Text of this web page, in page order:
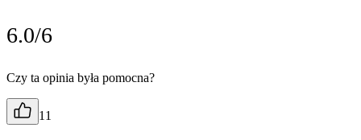
6.0/6
Czy ta opinia była pomocna?
11